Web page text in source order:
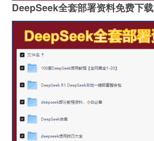
DeepSeek全套部署资料免费下载